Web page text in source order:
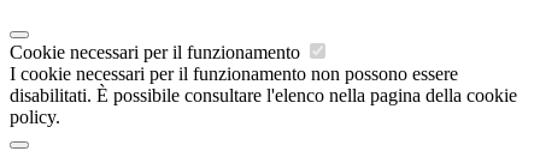
Cookie necessari per il funzionamento
I cookie necessari per il funzionamento non possono essere
disabilitati. È possibile consultare l'elenco nella pagina della cookie
policy.